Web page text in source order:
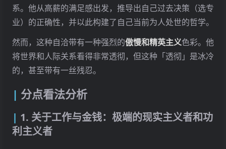
系。他从高薪的满足感出发，推导出自己过去决策（选专
业）的正确性，并以此构建了自己当前为人处世的哲学。
然而，这种自洽带有一种强烈的傲慢和精英主义色彩。他
将世界和人际关系看得非常透彻，但这种「透彻」是冰冷
的，甚至带有一丝残忍。
分点看法分析
1. 关于工作与金钱：极端的现实主义者和功
利主义者